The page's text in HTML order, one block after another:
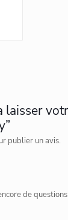
laisser
publier un avis.
de questions.